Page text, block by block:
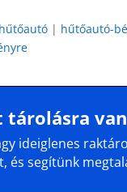
hűtőautó| hűtőautó-
van
ideiglenes
és segítünk